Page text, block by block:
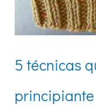
5 técnicas